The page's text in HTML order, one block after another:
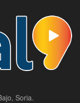
Soria.